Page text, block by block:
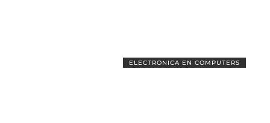
ELECTRONICA EN COMPUTERS